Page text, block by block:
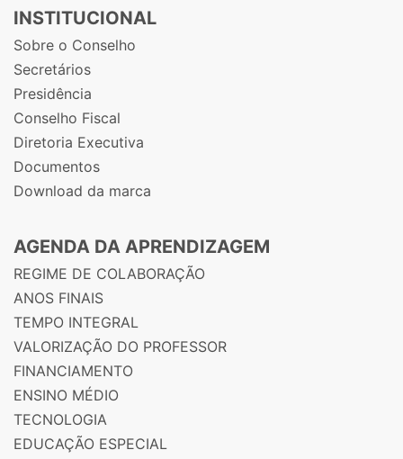
INSTITUCIONAL
Sobre o Conselho
Secretários
Presidência
Conselho Fiscal
Diretoria Executiva
Documentos
Download da marca
AGENDA DA APRENDIZAGEM
REGIME DE COLABORAÇÃO
ANOS FINAIS
TEMPO INTEGRAL
VALORIZAÇÃO DO PROFESSOR
FINANCIAMENTO
ENSINO MÉDIO
TECNOLOGIA
EDUCAÇÃO ESPECIAL